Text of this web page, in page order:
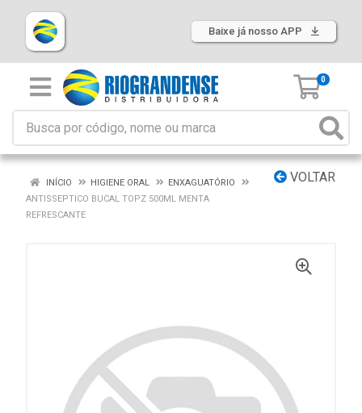
Baixe já nosso APP
0
VOLTAR
INÍCIO HIGIENE ORAL
ENXAGUATÓRIO
ANTISSEPTICO BUCAL TOPZ 500ML MENTA
REFRESCANTE